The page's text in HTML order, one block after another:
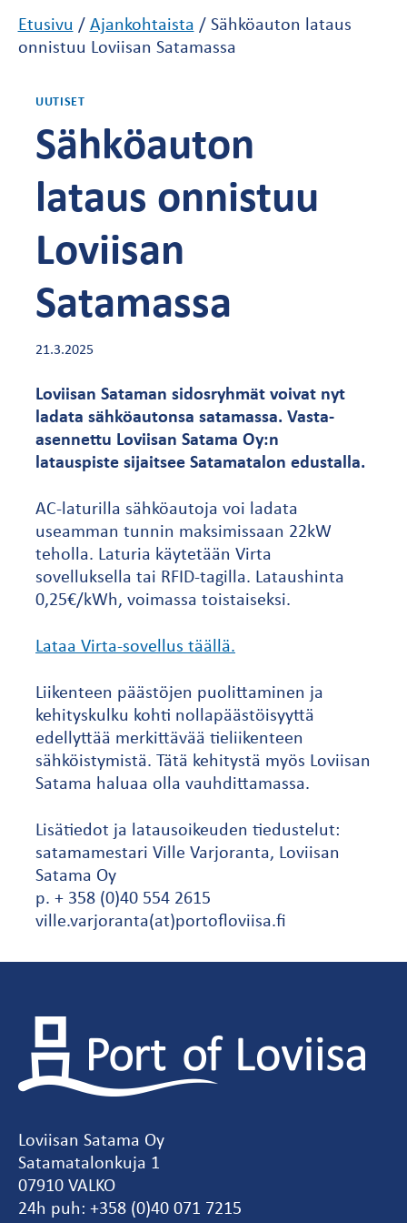
Etusivu /Ajankohtaista /Sähköauton lataus
onnistuu Loviisan Satamassa
UUTISET
Sähköauton
lataus onnistuu
Loviisan
Satamassa
21.3.2025
Loviisan Sataman sidosryhmät voivat nyt
ladata sähköautonsa satamassa. Vasta-
asennettu Loviisan Satama Oy:n
latauspiste sijaitsee Satamatalon edustalla.
AC-laturilla sähköautoja voi ladata
useamman tunnin maksimissaan 22kW
teholla. Laturia käytetään Virta
sovelluksella tai RFID-tagilla. Lataushinta
0,25€/kWh, voimassa toistaiseksi.
Lataa Virta-sovellus täällä.
Liikenteen päästöjen puolittaminen ja
kehityskulku kohti nollapäästöisyyttä
edellyttää merkittävää tieliikenteen
sähköistymistä. Tätä kehitystä myös Loviisan
Satama haluaa olla vauhdittamassa.
Lisätiedot ja latausoikeuden tiedustelut:
satamamestari Ville Varjoranta, Loviisan
Satama Oy
p. + 358 (0)40 554 2615
ville.varjoranta(at)portofloviisa.fi
Loviisan Satama Oy
Satamatalonkuja 1
07910 VALKO
24h puh: +358 (0)40 071 7215